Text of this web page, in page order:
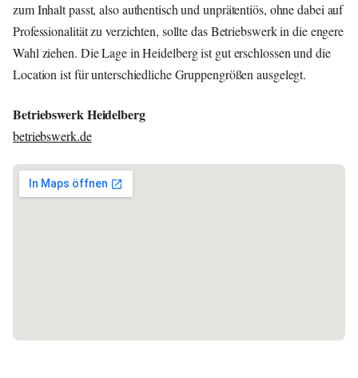
zum Inhalt passt, also authentisch und unprätentiös, ohne dabei auf
Professionalität zu verzichten, sollte das Betriebswerk in die engere
Wahl ziehen. Die Lage in Heidelberg ist gut erschlossen und die
Location ist für unterschiedliche Gruppengrößen ausgelegt.
Betriebswerk Heidelberg
betriebswerk.de